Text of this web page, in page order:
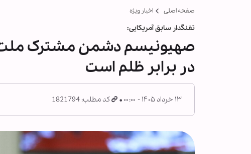
صفحه اصلی اخبار ویژه
تفنگدار سابق آمریکایی:
صهیونیسم دشمن مشترک
در برابر ظلم است
۱۳ خرداد ۱۴۰۵ - ۰۰:۰۰ کد مطلب: 1821794